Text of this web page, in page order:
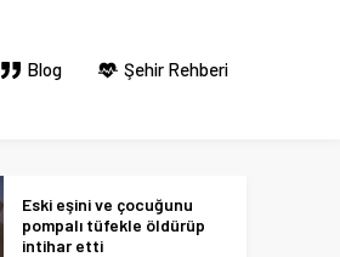
Blog Şehir Rehberi
Eski eşini ve çocuğunu
pompalı tüfekle öldürüp
intihar etti